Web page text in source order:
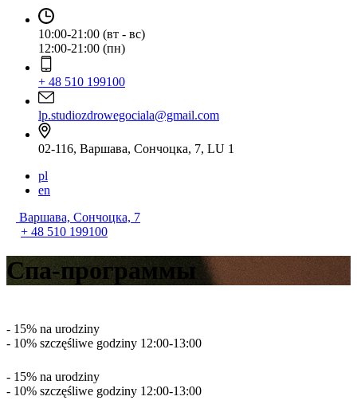
10:00-21:00 (вт - вс)
12:00-21:00 (пн)
+ 48 510 199100
lp.studiozdrowegociala@gmail.com
02-116, Варшава, Сончоцка, 7, LU 1
pl
en
Варшава, Сончоцка, 7
+ 48 510 199100
Спа-программы
- 15% na urodziny
- 10% szczęśliwe godziny 12:00-13:00
- 15% na urodziny
- 10% szczęśliwe godziny 12:00-13:00